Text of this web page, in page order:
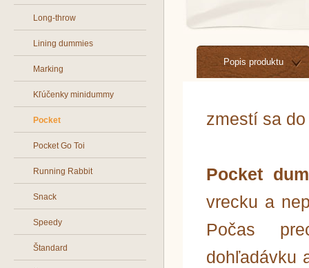
Long-throw
Lining dummies
Marking
Kľúčenky minidummy
Pocket
Pocket Go Toi
Running Rabbit
Snack
Speedy
Štandard
Popis produktu
zmestí sa
Pocket
vrecku a
Počas
dohľadávku